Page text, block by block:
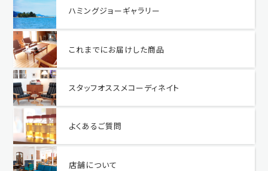
ハミングジョーギャラリー
これまでにお届けした商品
スタッフオススメコーディネイト
よくあるご質問
店舗について